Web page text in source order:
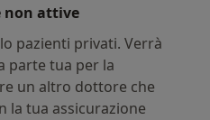
non attive
pazienti privati. Verrà
parte tua per la
un altro dottore che
la tua assicurazione